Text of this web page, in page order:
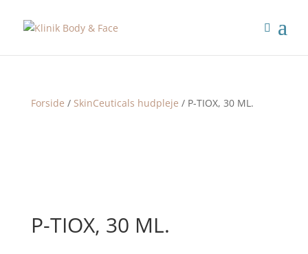
Forside / SkinCeuticals hudpleje / P-TIOX, 30 ML.
P-TIOX, 30 ML.